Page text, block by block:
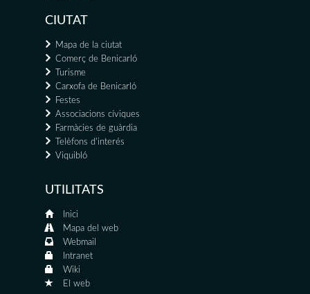
CIUTAT
Mapa de la ciutat
Comerç de Benicarló
Turisme
Carxofa de Benicarló
Festes
Associacions cíviques
Farmàcies de guàrdia
Telèfons d'interés
Viquibló
UTILITATS
Inici
Mapa del web
Webmail
Intranet
Wiki
El web